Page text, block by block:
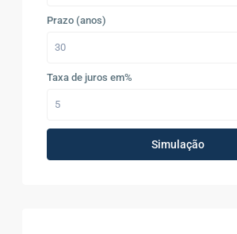
Prazo (anos)
Taxa de juros em%
Simulação